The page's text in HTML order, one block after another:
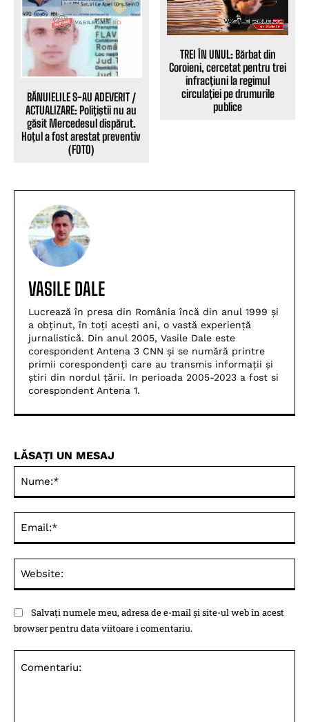
BĂNUIELILE S-AU ADEVERIT /
ACTUALIZARE: Poliţiştii nu au
găsit Mercedesul dispărut.
Hoţul a fost arestat preventiv
(FOTO)
TREI ÎN UNUL: Bărbat din
Coroieni, cercetat pentru trei
infracţiuni la regimul
circulaţiei pe drumurile
publice
VASILE DALE
Lucrează în presa din România încă din anul 1999 și
a obținut, în toți acești ani, o vastă experiență
jurnalistică. Din anul 2005, Vasile Dale este
corespondent Antena 3 CNN și se numără printre
primii corespondenți care au transmis informații și
știri din nordul țării. In perioada 2005-2023 a fost si
corespondent Antena 1.
LĂSAȚI UN MESAJ
Salvați numele meu, adresa de e-mail și site-ul web în acest
browser pentru data viitoare i comentariu.